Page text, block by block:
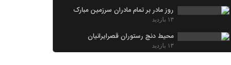
روز مادر بر تمام مادران سرزمین مبارک
۱۳ بازدید
محیط دنج رستوران قصرایرانیان
۱۳ بازدید